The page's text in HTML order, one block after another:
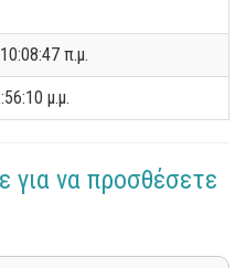
π.μ.
μ.μ.
για να προσθέσετε